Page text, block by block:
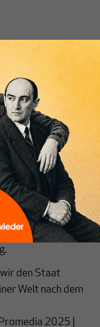
Wandels
im
ist
zu
sehen, entdecken
– als Instrument
den Staat
Welt nach dem
2025 |